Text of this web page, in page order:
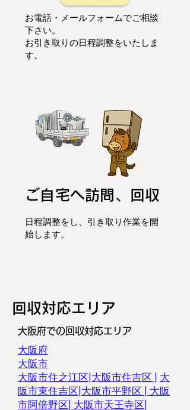
お電話・メールフォームでご相談
下さい。
お引き取りの日程調整をいたしま
す。
ご自宅へ訪問、回収
日程調整をし、 引き取り作業を開
始します。
​回収対応エリア
大阪府での回収対応エリア
大阪府
大阪市
大阪市住之江区| 大阪市住吉区 |
大
阪市東住吉区 大阪市平野区
大阪
市阿倍野区 大阪市天王寺区